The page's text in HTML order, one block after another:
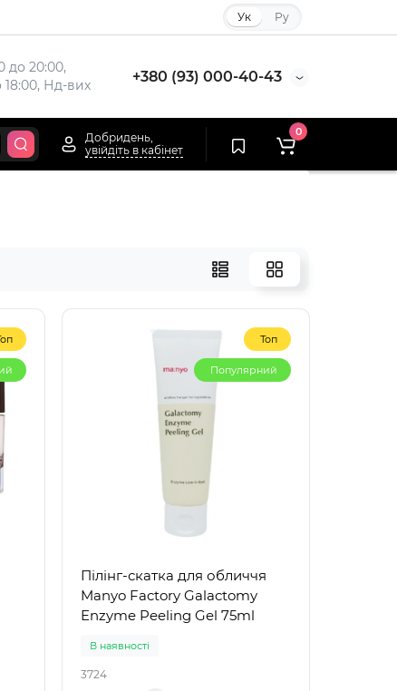
Ук Ру
до 20:00,
18:00, Нд-вих
+380 (93) 000-40-43
Добридень,
увійдіть в кабінет
0
Топ
Популярний
Пілінг-скатка для обличчя
Manyo Factory Galactomy
Enzyme Peeling Gel 75ml
В наявності
3724